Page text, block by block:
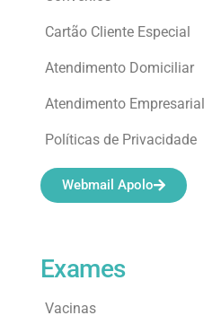
Exames
Vacinas
Cartão Cliente Especial
Atendimento Domiciliar
Atendimento Empresarial
Políticas de Privacidade
Webmail Apolo